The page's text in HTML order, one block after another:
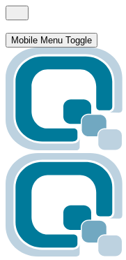
Mobile Menu Toggle